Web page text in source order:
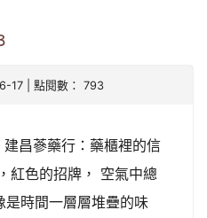
17 | 點閱數： 793
昌蔘藥行：藥櫃裡的信
紅色的招牌， 空氣中總
是時間一層層堆疊的味